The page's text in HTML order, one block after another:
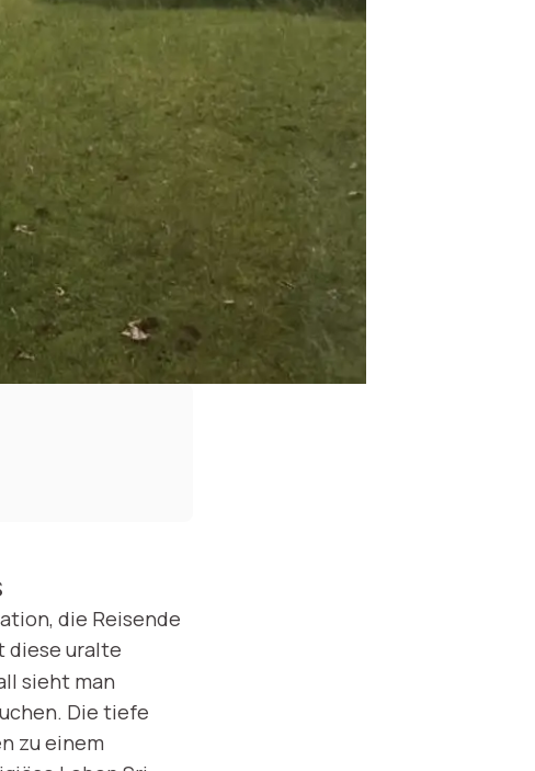
die Reisende
diese uralte
sieht man
Die tiefe
zu einem